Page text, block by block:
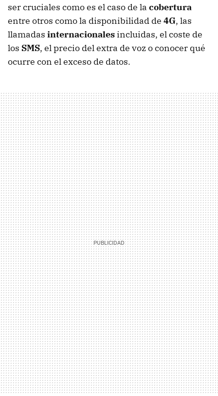
ser cruciales como es el caso de la cobertura
entre otros como la disponibilidad de 4G, las
llamadas internacionales incluidas, el coste de
los SMS, el precio del extra de voz o conocer qué
ocurre con el exceso de datos.